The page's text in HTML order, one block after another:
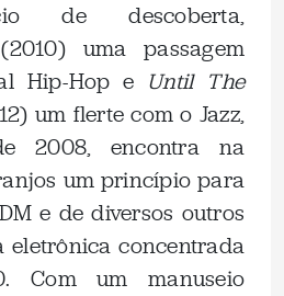
de descoberta,
uma passagem
Hip-Hop e Until The
um flerte com o Jazz,
2008, encontra na
um princípio para
e de diversos outros
eletrônica concentrada
Com um manuseio